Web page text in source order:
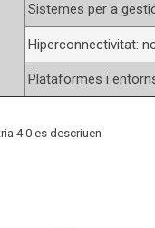
Sistemes per a
Hiperconnectivitat:
Plataformes i
4.0 es descriuen